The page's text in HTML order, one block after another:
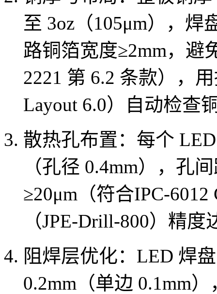
至 3oz（105μm），焊
路铜箔宽度≥2mm，避
2221 第 6.2 条款），
Layout 6.0）自动检查
散热孔布置：每个
（孔径 0.4mm），孔
≥20μm（符合IPC-6012
（JPE-Drill-800）精
阻焊层优化：LED 焊
0.2mm（单边 0.1mm